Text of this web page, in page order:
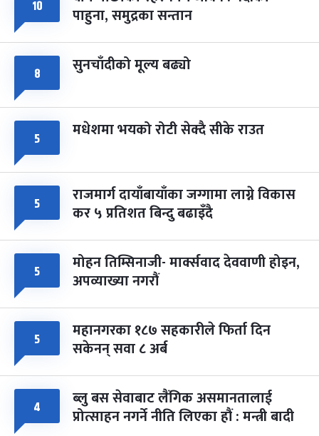
८
चैत्र ८, २०८३-Mar 22, 2027
१० पाहुना, समुद्रका सन्तान
८ सुनचाँदीको मूल्य बढ्यो
५ मधेशमा भयको रोटी सेक्दै सीके राउत
५ राजमार्ग दायाँबायाँका जग्गामा लाग्ने विकास
कर ५ प्रतिशत बिन्दु बढाइँदै
५ मोहन तिम्सिनाजी- मार्क्सवाद देववाणी होइन,
अपव्याख्या नगरौं
५ महानगरका १८७ सहकारीले फिर्ता दिन
सकेनन् सवा ८ अर्ब
४ ब्लु बस सेवाबाट लैंगिक असमानतालाई
प्रोत्साहन नगर्ने नीति लिएका हौं : मन्त्री बादी